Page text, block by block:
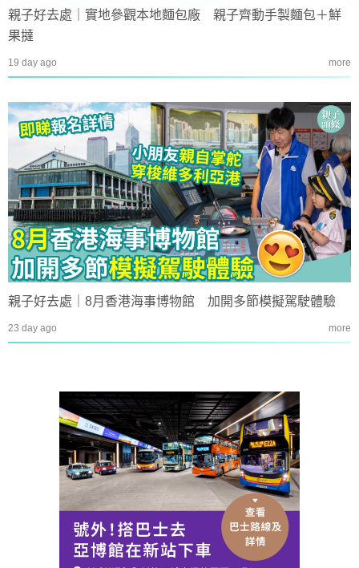
親子好去處｜實地參觀本地麵包廠 親子齊動手製麵包＋鮮
果撻
19 day ago more
親子好去處｜8月香港海事博物館 加開多節模擬駕駛體驗
23 day ago more